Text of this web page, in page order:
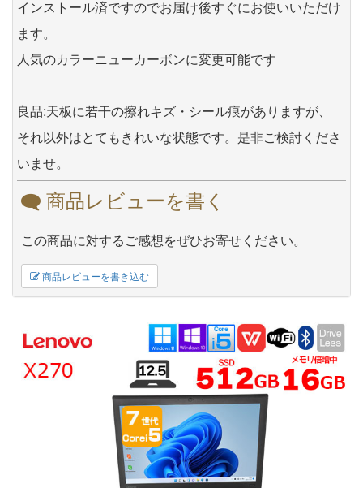
インストール済ですのでお届け後すぐにお使いいただけ
ます。
人気のカラーニューカーボンに変更可能です
良品:天板に若干の擦れキズ・シール痕がありますが、
それ以外はとてもきれいな状態です。是非ご検討くださ
いませ。
商品レビューを書く
この商品に対するご感想をぜひお寄せください。
商品レビューを書き込む